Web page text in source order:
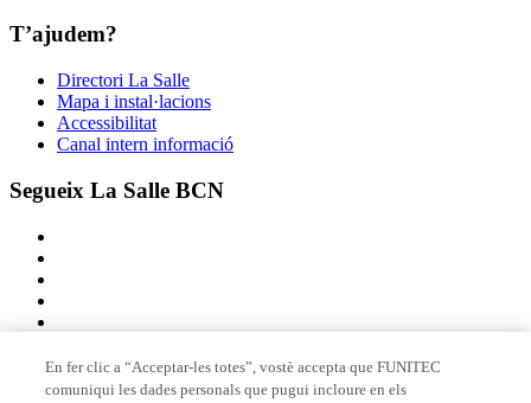
T’ajudem?
Directori La Salle
Mapa i instal·lacions
Accessibilitat
Canal intern informació
Segueix La Salle BCN
En fer clic a “Acceptar-les totes”, vostè accepta que FUNITEC
comuniqui les dades personals que pugui incloure en els